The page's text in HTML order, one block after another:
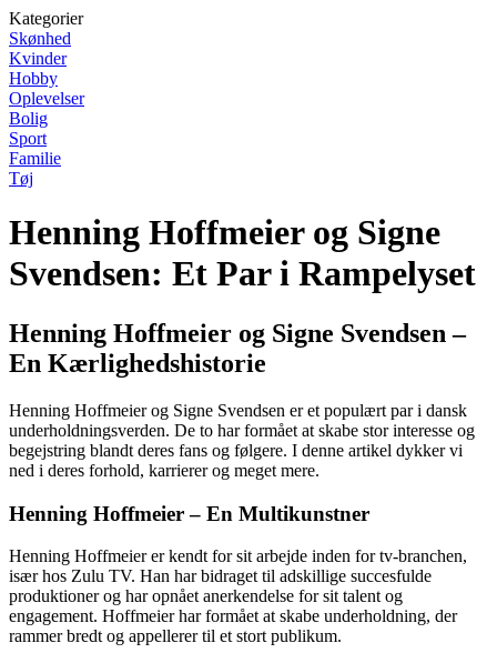
Kategorier
Skønhed
Kvinder
Hobby
Oplevelser
Bolig
Sport
Familie
Tøj
Henning Hoffmeier og Signe
Svendsen: Et Par i Rampelyset
Henning Hoffmeier og Signe Svendsen –
En Kærlighedshistorie
Henning Hoffmeier og Signe Svendsen er et populært par i dansk
underholdningsverden. De to har formået at skabe stor interesse og
begejstring blandt deres fans og følgere. I denne artikel dykker vi
ned i deres forhold, karrierer og meget mere.
Henning Hoffmeier – En Multikunstner
Henning Hoffmeier er kendt for sit arbejde inden for tv-branchen,
især hos Zulu TV. Han har bidraget til adskillige succesfulde
produktioner og har opnået anerkendelse for sit talent og
engagement. Hoffmeier har formået at skabe underholdning, der
rammer bredt og appellerer til et stort publikum.